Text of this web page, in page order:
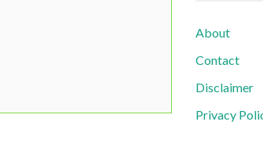
About
Contact
Disclaimer
Privacy